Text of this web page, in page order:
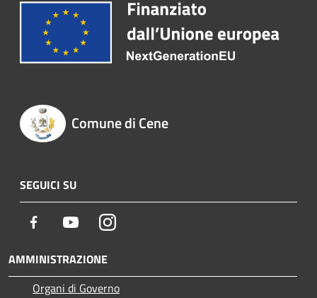
Comune di Cene
SEGUICI SU
Facebook YoutubeInstagram
AMMINISTRAZIONE
Organi di Governo